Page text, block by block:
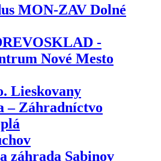
MON-ZAV Dolné
-
Nové Mesto
Lieskovany
– Záhradníctvo
záhrada Sabinov